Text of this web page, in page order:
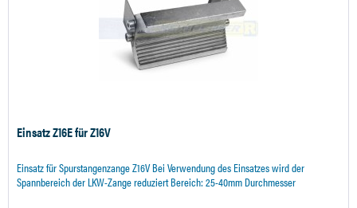
Einsatz Z16E für Z16V
Einsatz für Spurstangenzange Z16V Bei Verwendung des Einsatzes wird der
Spannbereich der LKW-Zange reduziert Bereich: 25-40mm Durchmesser